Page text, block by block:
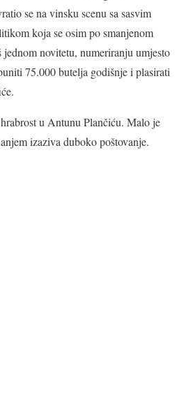
se na vinsku scenu sa sasvim
koja se osim po smanjenom
novitetu, numeriranju umjesto
75.000 butelja godišnje i plasirati
u Antunu Plančiću. Malo je
izaziva duboko poštovanje.